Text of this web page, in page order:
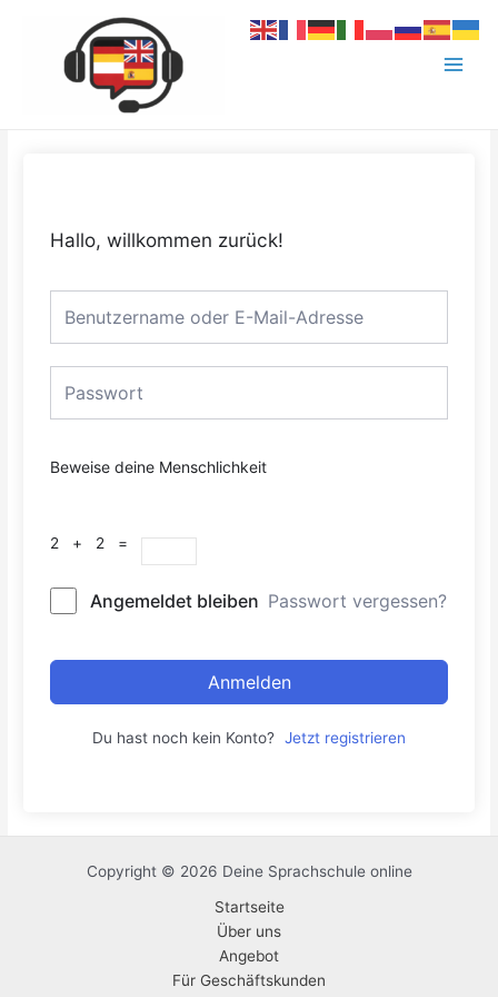
Main
Menu
Hallo, willkommen zurück!
Beweise deine Menschlichkeit
2 + 2 =
Angemeldet bleiben Passwort vergessen?
Anmelden
Du hast noch kein Konto? Jetzt registrieren
Copyright © 2026 Deine Sprachschule online
Startseite
Über uns
Angebot
Für Geschäftskunden